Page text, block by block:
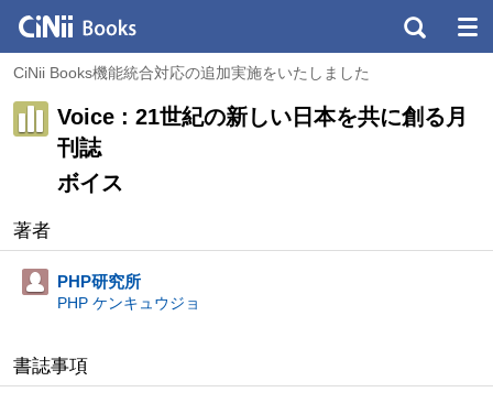
CiNii Books機能統合対応の追加実施をいたしました
Voice : 21世紀の新しい日本を共に創る月
刊誌
ボイス
著者
PHP研究所
PHP ケンキュウジョ
書誌事項